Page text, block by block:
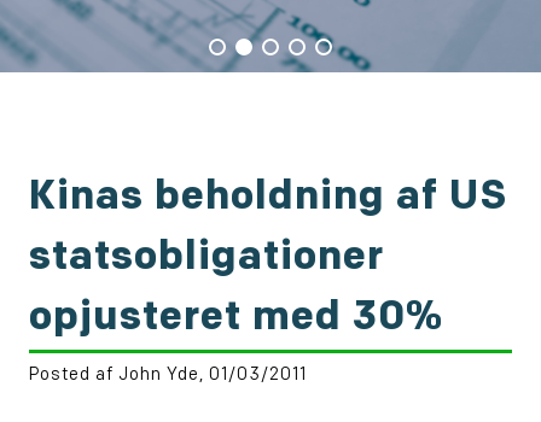
Kinas beholdning af US
statsobligationer
opjusteret med 30%
Posted af John Yde, 01/03/2011